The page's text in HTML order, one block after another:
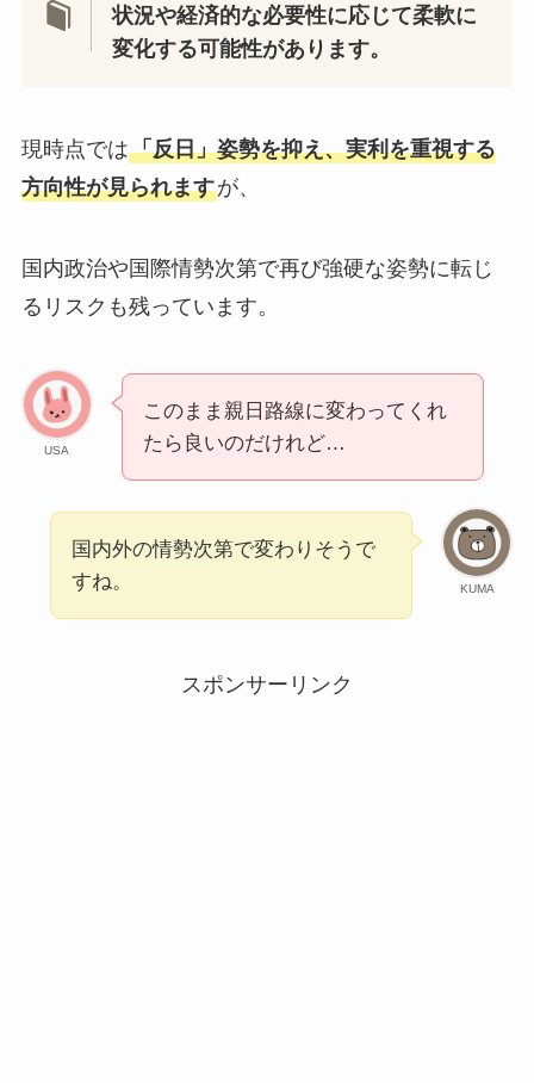
状況や経済的な必要性に応じて柔軟に
変化する可能性があります。
現時点では「反日」姿勢を抑え、実利を重視する
方向性が見られますが、
国内政治や国際情勢次第で再び強硬な姿勢に転じ
るリスクも残っています。
USA
このまま親日路線に変わってくれ
たら良いのだけれど…
KUMA
国内外の情勢次第で変わりそうで
すね。
スポンサーリンク